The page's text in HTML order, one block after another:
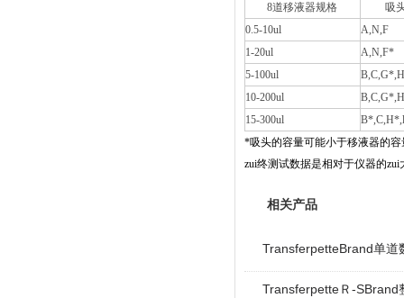
8道移液器规格
吸
0.5-10ul
A,N,F
1-20ul
A,N,F*
5-100ul
10-200ul
15-300ul
*吸头的容量可能小于移液器的容
zui终测试数据是相对于仪器的
相关产品
TransferpetteBrand单道
TransferpetteＲ-SBrand